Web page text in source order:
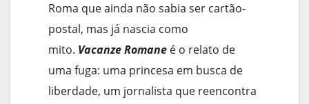
Roma que ainda não sabia ser cartão-
postal, mas já nascia como
mito. Vacanze Romane é o relato de
uma fuga: uma princesa em busca de
liberdade, um jornalista que reencontra